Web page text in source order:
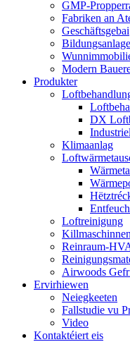
GMP-
Fabriken an
Geschäftsgebai
Modern
Produkter
DX
Klimaanlag
Loftreinigung
Killmaschinnen
Reinraum-
Airwoods
Ervirhiewen
Neiegkeeten
Fallstudie vu
Video
Kontaktéiert eis